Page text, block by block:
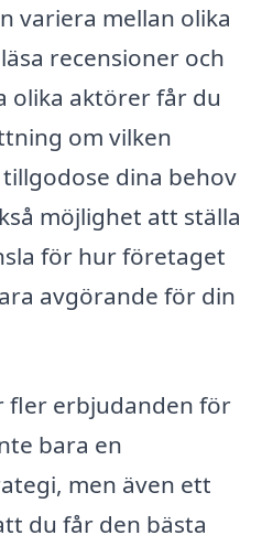
variera mellan olika
recensioner och
olika aktörer får du
om vilken
dina behov
möjlighet att ställa
för hur företaget
avgörande för din
fler erbjudanden för
bara en
men även ett
du får den bästa